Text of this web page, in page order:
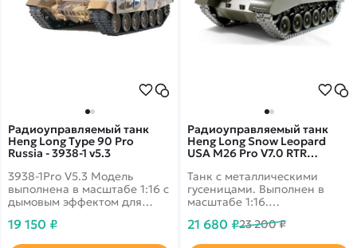
Радиоуправляемый танк
Heng Long Type 90 Pro
Russia - 3938-1 v5.3
3938-1Pro V5.3 Модель
выполнена в масштабе 1:16 с
дымовым эффектом для
отработанного топлива.
19 150 ₽
Радиоуправляемый танк
Heng Long Snow Leopard
USA M26 Pro V7.0 RTR
V7.0
Танк с металлическими
гусеницами. Выполнен в
масштабе 1:16.
набором навесного
21 680 ₽23 200 ₽